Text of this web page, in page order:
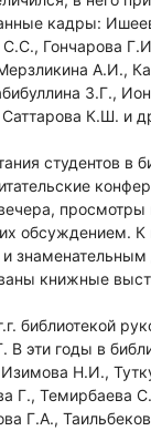
кадры:
С.С., Гончарова
А.И.,
З.Г.,
К.Ш. и
студентов в
обсуждением. К
знаменательным
книжные
библиотекой
В эти годы в
Н.И.,
Г., Темирбаева
Г.А.,